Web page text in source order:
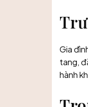
Gia
tang,
hành